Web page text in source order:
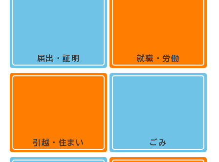
届出・証明
引越・住まい
就職・労働
ごみ